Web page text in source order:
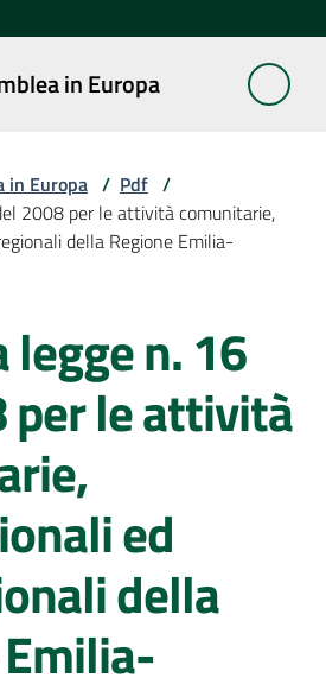
in Europa
in Europa / Pdf /
2008 per le attività comunitarie,
della Regione Emilia-
legge n. 16
per le attività
ed
della